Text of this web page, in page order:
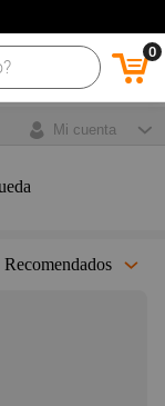
0
Mi cuenta
Recomendados